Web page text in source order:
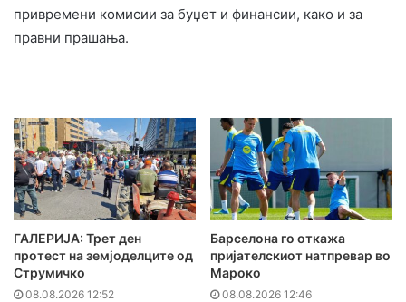
привремени комисии за буџет и финансии, како и за
правни прашања.
ГАЛЕРИЈА: Трет ден
протест на земјоделците од
Струмичко
08.08.2026 12:52
Барселона го откажа
пријателскиот натпревар во
Мароко
08.08.2026 12:46